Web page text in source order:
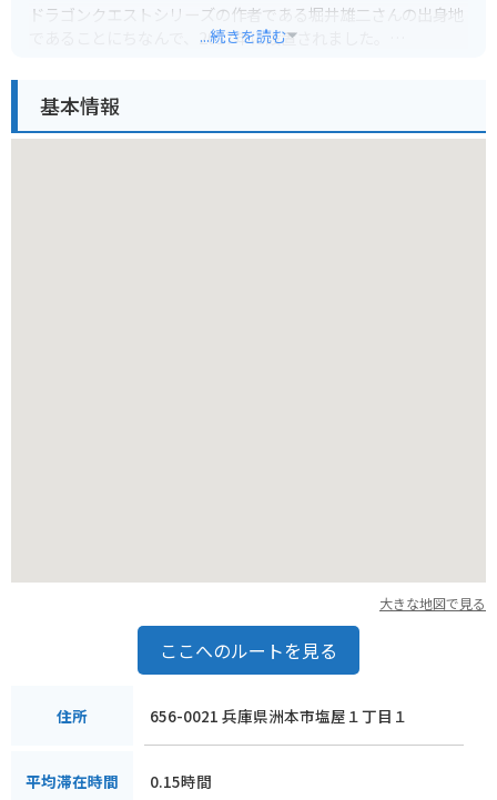
ドラゴンクエストシリーズの作者である堀井雄二さんの出身地
であることにちなんで、2017年に設置されました。
道の駅には、地元の特産品を販売するショップやレストラン、
...続きを読む
基本情報
大きな地図で見る
ここへのルートを見る
住所 656-0021 兵庫県洲本市塩屋１丁目１
平均滞在時間 0.15時間